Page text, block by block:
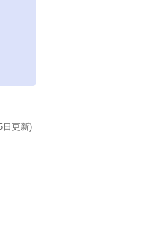
日更新)